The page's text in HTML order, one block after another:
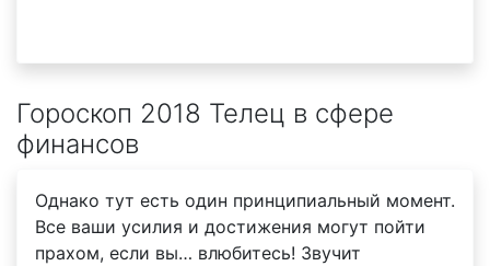
Гороскоп 2018 Телец в сфере
финансов
Однако тут есть один принципиальный момент.
Все ваши усилия и достижения могут пойти
прахом, если вы… влюбитесь! Звучит